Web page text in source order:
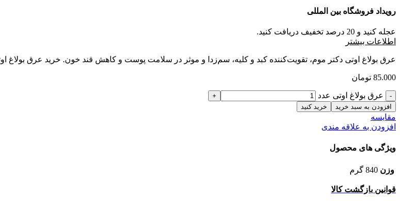
رویداد فروشگاه بین المللی
عجله کنید و 20 درصد تخفیف دریافت کنید.
طلاعات بیشتر
عرق بولاغ اوتی دکتر موم، تقویت‌کننده کبد و کلیه، سم‌زدا و موثر در سلامت پوست و کاهش قند خون. خرید عرق بولاغ
85.000 تومان
عرق بولاغ اوتی عدد
افزودن به سبد خرید خرید کنید
مقایسه
افزودن به علاقه مندی
ویژگی های محصول
وزن 840 گرم
قوانین بازگشت کالا